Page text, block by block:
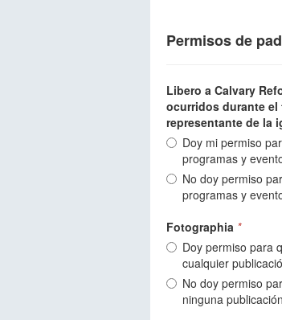
Permisos de
Libero a Calvary
ocurridos durante el
representante de la
Doy mi permiso
programas y
No doy permiso
programas y
Fotographia *
Doy permiso para
cualquier
No doy permiso
ninguna